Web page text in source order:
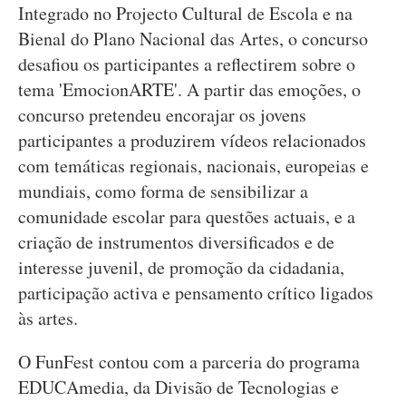
Integrado no Projecto Cultural de Escola e na
Bienal do Plano Nacional das Artes, o concurso
desafiou os participantes a reflectirem sobre o
tema 'EmocionARTE'. A partir das emoções, o
concurso pretendeu encorajar os jovens
participantes a produzirem vídeos relacionados
com temáticas regionais, nacionais, europeias e
mundiais, como forma de sensibilizar a
comunidade escolar para questões actuais, e a
criação de instrumentos diversificados e de
interesse juvenil, de promoção da cidadania,
participação activa e pensamento crítico ligados
às artes.
O FunFest contou com a parceria do programa
EDUCAmedia, da Divisão de Tecnologias e